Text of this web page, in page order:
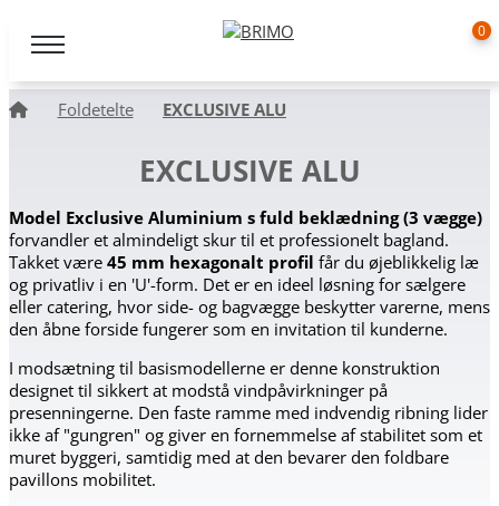
0
Foldetelte EXCLUSIVE ALU
EXCLUSIVE ALU
Model Exclusive Aluminium s fuld beklædning (3 vægge)
forvandler et almindeligt skur til et professionelt bagland.
Takket være 45 mm hexagonalt profil får du øjeblikkelig læ
og privatliv i en 'U'-form. Det er en ideel løsning for sælgere
eller catering, hvor side- og bagvægge beskytter varerne, mens
den åbne forside fungerer som en invitation til kunderne.
I modsætning til basismodellerne er denne konstruktion
designet til sikkert at modstå vindpåvirkninger på
presenningerne. Den faste ramme med indvendig ribning lider
ikke af "gungren" og giver en fornemmelse af stabilitet som et
muret byggeri, samtidig med at den bevarer den foldbare
pavillons mobilitet.